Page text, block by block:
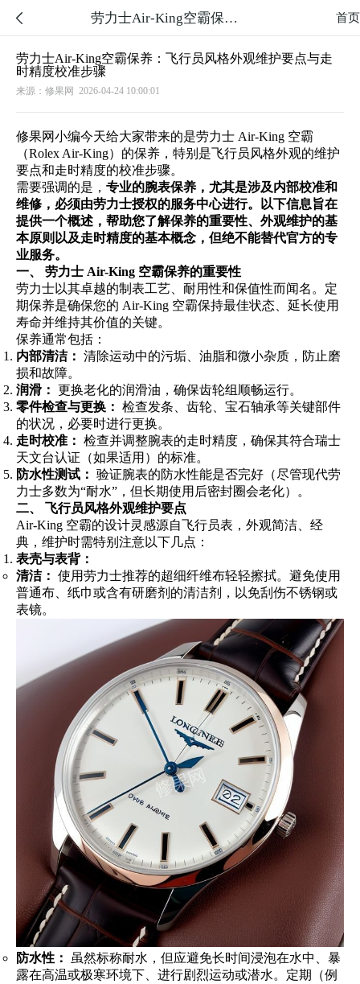
 首页
劳力士Air-King空霸保养：飞行员风格外观维护要点与走时精度校准步骤
劳力士Air-King空霸保养：飞行员风格外观维护要点与走
时精度校准步骤
来源：修果网 2026-04-24 10:00:01
修果网小编今天给大家带来的是劳力士 Air-King 空霸
（Rolex Air-King）的保养，特别是飞行员风格外观的维护
要点和走时精度的校准步骤。
需要强调的是， 专业的腕表保养，尤其是涉及内部校准和
维修，必须由劳力士授权的服务中心进行。以下信息旨在
提供一个概述，帮助您了解保养的重要性、外观维护的基
本原则以及走时精度的基本概念，但绝不能替代官方的专
业服务。
一、 劳力士 Air-King 空霸保养的重要性
劳力士以其卓越的制表工艺、耐用性和保值性而闻名。定
期保养是确保您的 Air-King 空霸保持最佳状态、延长使用
寿命并维持其价值的关键。
保养通常包括：
内部清洁： 清除运动中的污垢、油脂和微小杂质，防止磨
损和故障。
润滑： 更换老化的润滑油，确保齿轮组顺畅运行。
零件检查与更换： 检查发条、齿轮、宝石轴承等关键部件
的状况，必要时进行更换。
走时校准： 检查并调整腕表的走时精度，确保其符合瑞士
天文台认证（如果适用）的标准。
防水性测试： 验证腕表的防水性能是否完好（尽管现代劳
力士多数为“耐水”，但长期使用后密封圈会老化）。
二、 飞行员风格外观维护要点
Air-King 空霸的设计灵感源自飞行员表，外观简洁、经
典，维护时需特别注意以下几点：
表壳与表背：
清洁： 使用劳力士推荐的超细纤维布轻轻擦拭。避免使用
普通布、纸巾或含有研磨剂的清洁剂，以免刮伤不锈钢或
表镜。
防水性：
虽然标称耐水，但应避免长时间浸泡在水中、暴
露在高温或极寒环境下、进行剧烈运动或潜水。定期（例